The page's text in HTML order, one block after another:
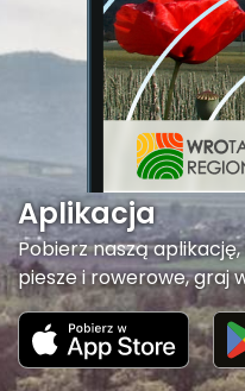
Aplikacja
Pobierz naszą
piesze i rowerowe, graj